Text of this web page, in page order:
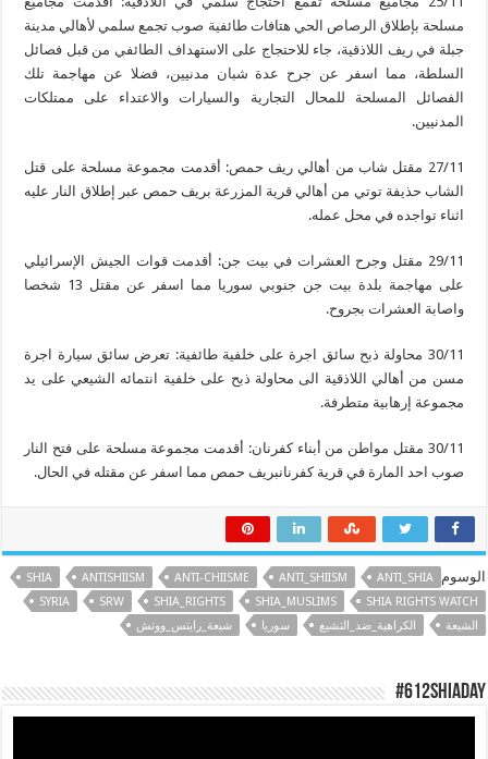
مسلحة بإطلاق الرصاص الحي هتافات طائفية صوب تجمع سلمي لأهالي مدينة
جبلة في ريف اللاذقية، جاء للاحتجاج على الاستهداف الطائفي من قبل فصائل
السلطة، مما اسفر عن جرح عدة شبان مدنيين، فضلا عن مهاجمة تلك
الفصائل المسلحة للمحال التجارية والسيارات والاعتداء على ممتلكات
المدنيين.
27/11 مقتل شاب من أهالي ريف حمص: أقدمت مجموعة مسلحة على قتل
الشاب حذيفة توتي من أهالي قرية المزرعة بريف حمص عبر إطلاق النار عليه
اثناء تواجده في محل عمله.
29/11 مقتل وجرح العشرات في بيت جن: أقدمت قوات الجيش الإسرائيلي
على مهاجمة بلدة بيت جن جنوبي سوريا مما اسفر عن مقتل 13 شخصا
واصابة العشرات بجروح.
30/11 محاولة ذبح سائق اجرة على خلفية طائفية: تعرض سائق سيارة اجرة
مسن من أهالي اللاذقية الى محاولة ذبح على خلفية انتمائه الشيعي على يد
مجموعة إرهابية متطرفة.
30/11 مقتل مواطن من أبناء كفرنان: أقدمت مجموعة مسلحة على فتح النار
صوب احد المارة في قرية كفرنانبريف حمص مما اسفر عن مقتله في الحال.
الوسوم ANTI_SHIA
ANTI_SHIISM
ANTI-CHIISME
ANTISHIISM
SHIA
SHIA RIGHTS WATCH
SHIA_MUSLIMS
SHIA_RIGHTS
SRW
SYRIA
الشيعة
الكراهية_ضد_التشيع سوريا شيعة_رايتس_ووتش
#612ShiaDay